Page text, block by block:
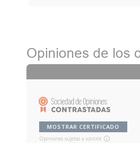
Opiniones de los
MOSTRAR CERTIFICADO
Opiniones sujetas a control